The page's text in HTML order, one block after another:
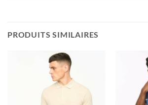
PRODUITS SIMILAIRES